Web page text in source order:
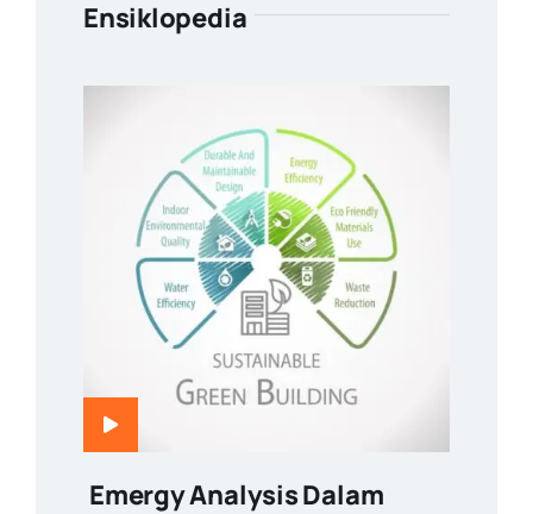
Ensiklopedia
Emergy Analysis Dalam